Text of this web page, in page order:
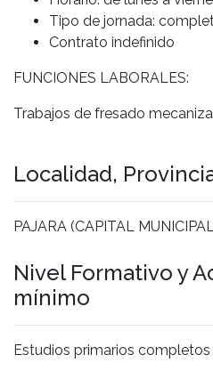
Tipo de jornada:
Contrato indefinido
FUNCIONES LABORALES:
Trabajos de fresado
Localidad,
PAJARA (CAPITAL
Nivel Formativo y
mínimo
Estudios primarios completos